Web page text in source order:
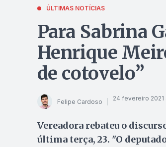
ÚLTIMAS NOTÍCIAS
Para Sabrina
Henrique
de cotovelo”
Felipe Cardoso 24 fevereiro 2021
Vereadora rebateu o
última terça, 23. "O